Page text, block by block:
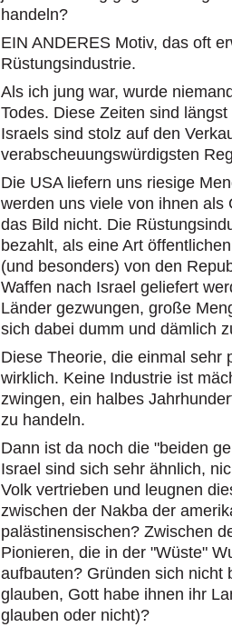
handeln?
EIN ANDERES Motiv, das oft
Rüstungsindustrie.
Als ich jung war, wurde
Todes. Diese Zeiten sind
Israels sind stolz auf den
verabscheuungswürdigsten
Die USA liefern uns riesige
werden uns viele von ihnen
das Bild nicht. Die
bezahlt, als eine Art
(und besonders) von den
Waffen nach Israel geliefert
Länder gezwungen, große
sich dabei dumm und dämlich
Diese Theorie, die einmal sehr
wirklich. Keine Industrie ist
zwingen, ein halbes
zu handeln.
Dann ist da noch die "beiden
Israel sind sich sehr ähnlich,
Volk vertrieben und leugnen
zwischen der Nakba der
palästinensischen? Zwischen
Pionieren, die in der "Wüste"
aufbauten? Gründen sich nicht
glauben, Gott habe ihnen ihr
glauben oder nicht)?